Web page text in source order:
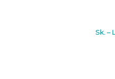
Sk. –